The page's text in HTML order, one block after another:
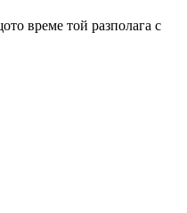
време той разполага с